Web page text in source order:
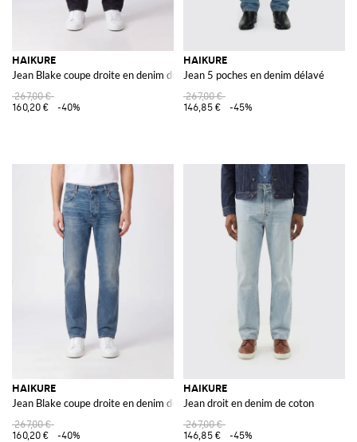
HAIKURE
Jean Blake coupe droite en denim de coton noir
267,00 €
160,20 €
-40%
HAIKURE
Jean 5 poches en denim délavé
267,00 €
146,85 €
-45%
HAIKURE
Jean Blake coupe droite en denim de coton bleu
267,00 €
160,20 €
-40%
HAIKURE
Jean droit en denim de coton
267,00 €
146,85 €
-45%